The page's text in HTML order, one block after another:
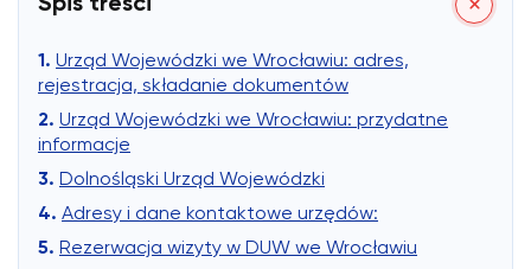
Urząd Wojewódzki we Wrocławiu: adres,
rejestracja, składanie dokumentów
Urząd Wojewódzki we Wrocławiu: przydatne
informacje
Dolnośląski Urząd Wojewódzki
Adresy i dane kontaktowe urzędów:
Rezerwacja wizyty w DUW we Wrocławiu